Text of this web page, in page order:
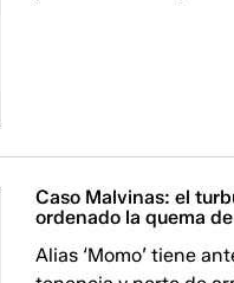
Caso Malvinas: el
ordenado la quema
Alias ‘Momo’ tiene